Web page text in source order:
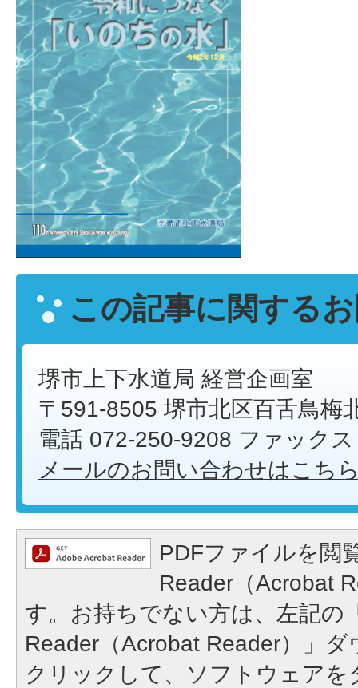
この記事に関する
堺市上下水道局 経営企画室
〒591-8505 堺市北区百舌鳥梅
電話 072-250-9208 ファック
メールのお問い合わせはこち
PDFファイルを閲
Reader（Acrobat
す。お持ちでない方は、左記の
Reader（Acrobat Reader）」
クリックして、ソフトウェア